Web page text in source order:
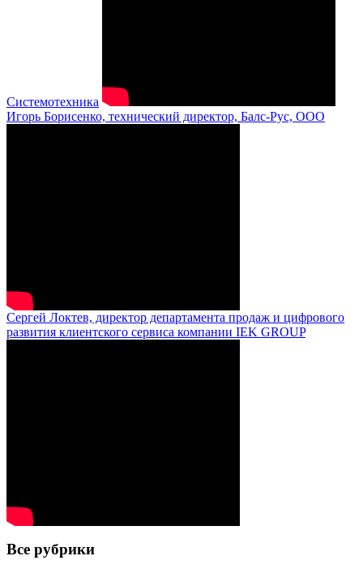
Системотехника
Игорь Борисенко, технический директор, Балс-Рус, ООО
Сергей Локтев, директор департамента продаж и цифрового
развития клиентского сервиса компании IEK GROUP
Все рубрики